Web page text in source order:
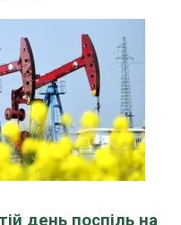
день поспіль на